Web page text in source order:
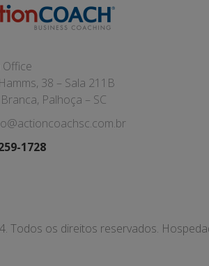
38 – Sala 211B
Palhoça – SC
1728
Todos os direitos reservados.